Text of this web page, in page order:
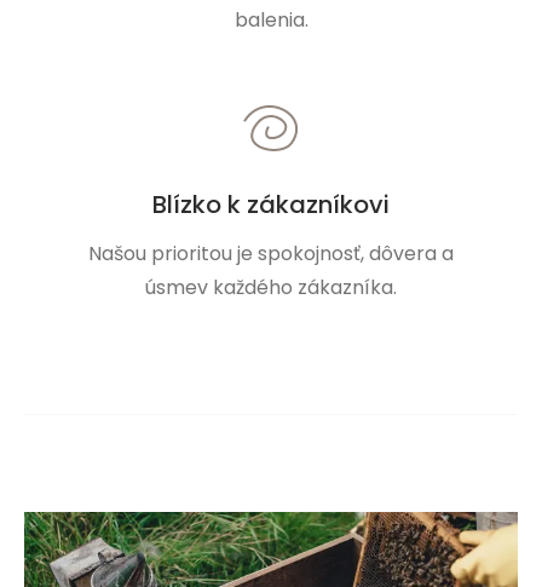
balenia.
Blízko k zákazníkovi
Našou prioritou je spokojnosť, dôvera a
úsmev každého zákazníka.